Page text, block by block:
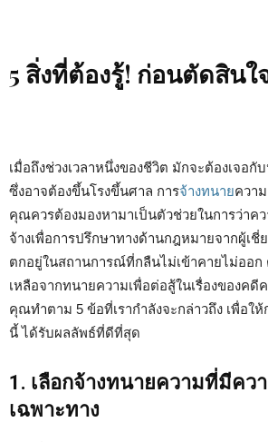
5 สิ่งที่ต้องรู้! ก่อนตัดสินใ
เมื่อถึงช่วงเวลาหนึ่งของชีวิต มักจะต้องเจอ
ซึ่งอาจต้องขึ้นโรงขึ้นศาล การจ้างทนายควา
คุณควรต้องมองหามาเป็นตัวช่วยในการว่าค
จ้างเพื่อการปรึกษาทางด้านกฎหมายจากผู้เ
ตกอยู่ในสถานการณ์ที่กลืนไม่เข้าคายไม่ออก
เหลือจากทนายความเพื่อต่อสู้ในเรื่องของคดี
คุณทำตาม 5 ข้อที่เรากำลังจะกล่าวถึง เพื่อใ
นี้ ได้รับผลลัพธ์ที่ดีที่สุด
1. เลือกจ้างทนายความที่มีคว
เฉพาะทาง